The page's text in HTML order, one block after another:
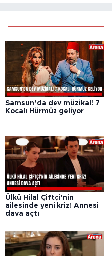
Samsun’da dev müzikal! 7
Kocalı Hürmüz geliyor
Ülkü Hilal Çiftçi’nin
ailesinde yeni kriz! Annesi
dava açtı